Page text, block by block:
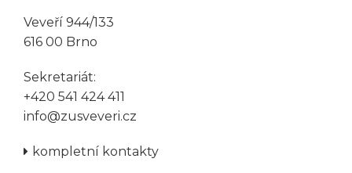
Veveří 944/133
616 00 Brno
Sekretariát:
+420 541 424 411
info@zusveveri.cz
kompletní kontakty